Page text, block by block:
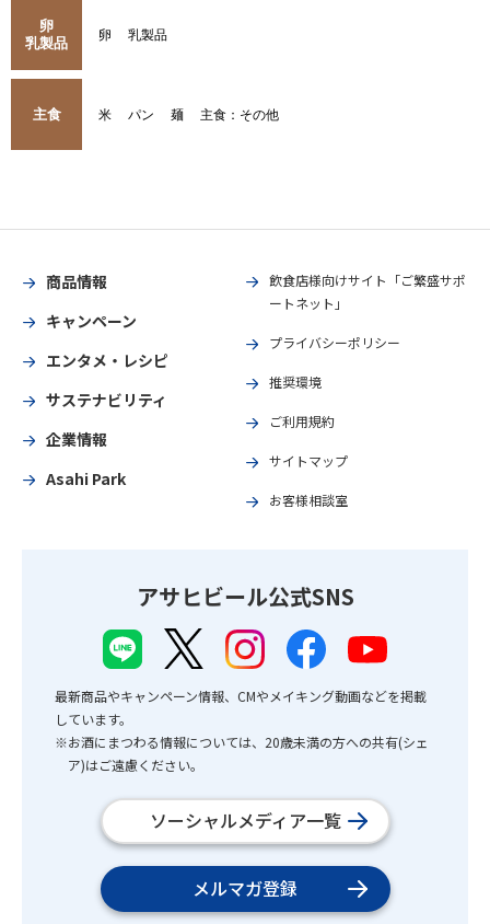
卵
乳製品
卵 乳製品
主食 米 パン 麺 主食：その他
商品情報
キャンペーン
エンタメ・レシピ
サステナビリティ
企業情報
Asahi Park
飲食店様向けサイト「ご繁盛サポ
ートネット」
プライバシーポリシー
推奨環境
ご利用規約
サイトマップ
お客様相談室
アサヒビール公式SNS
最新商品やキャンペーン情報、CMやメイキング動画などを掲載
しています。
※お酒にまつわる情報については、20歳未満の方への共有(シェ
ア)はご遠慮ください。
ソーシャルメディア一覧
メルマガ登録